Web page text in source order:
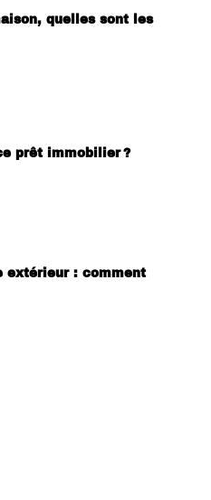
quelles sont les
prêt immobilier ?
extérieur : comment